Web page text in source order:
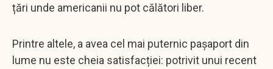
țări unde americanii nu pot călători liber.
Printre altele, a avea cel mai puternic pașaport din
lume nu este cheia satisfacției: potrivit unui recent